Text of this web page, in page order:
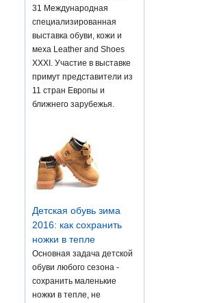
31 Международная
специализированная
выставка обуви, кожи и
меха Leather and Shoes
XXXI. Участие в выставке
примут представители из
11 стран Европы и
ближнего зарубежья.
Детская обувь зима
2016: как сохранить
ножки в тепле
Основная задача детской
обуви любого сезона -
сохранить маленькие
ножки в тепле, не